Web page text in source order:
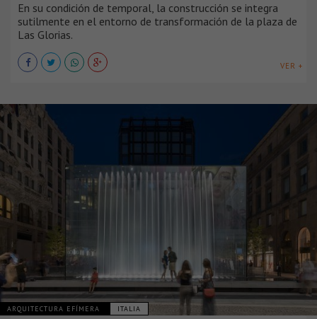
En su condición de temporal, la construcción se integra
sutilmente en el entorno de transformación de la plaza de
Las Glorias.
VER +
ARQUITECTURA EFÍMERA ITALIA